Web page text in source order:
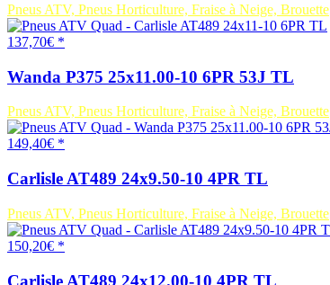
Pneus ATV, Pneus Horticulture, Fraise à Neige, Brouette
137,70€ *
Wanda P375 25x11.00-10 6PR 53J TL
Pneus ATV, Pneus Horticulture, Fraise à Neige, Brouette
149,40€ *
Carlisle AT489 24x9.50-10 4PR TL
Pneus ATV, Pneus Horticulture, Fraise à Neige, Brouette
150,20€ *
Carlisle AT489 24x12.00-10 4PR TL